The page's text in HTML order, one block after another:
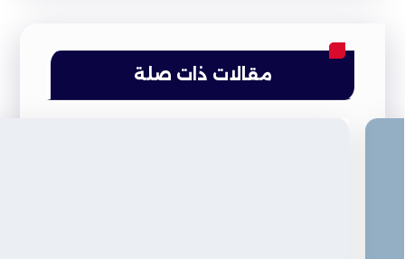
مقالات ذات صلة